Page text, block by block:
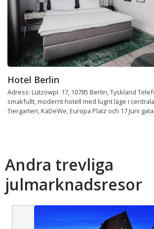
Hotel Berlin
Adress: Lützowpl. 17, 10785 Berlin, Tyskland
smakfullt, modernt hotell med lugnt läge i
Tiergarten, KaDeWe, Europa Platz och 17 Juni
Andra trevliga
julmarknadsresor